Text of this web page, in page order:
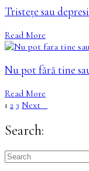
Tristețe sau
Read More
Nu pot fără tine
Read More
1 2 3 Next
Search: